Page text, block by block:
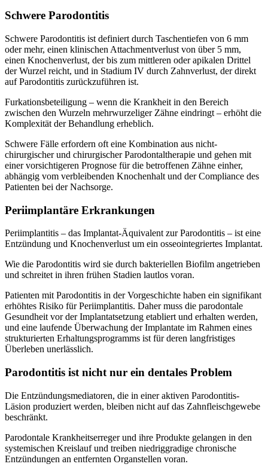
Schwere Parodontitis
Schwere Parodontitis ist definiert durch Taschentiefen von 6 mm
oder mehr, einen klinischen Attachmentverlust von über 5 mm,
einen Knochenverlust, der bis zum mittleren oder apikalen Drittel
der Wurzel reicht, und in Stadium IV durch Zahnverlust, der direkt
auf Parodontitis zurückzuführen ist.
Furkationsbeteiligung – wenn die Krankheit in den Bereich
zwischen den Wurzeln mehrwurzeliger Zähne eindringt – erhöht die
Komplexität der Behandlung erheblich.
Schwere Fälle erfordern oft eine Kombination aus nicht-
chirurgischer und chirurgischer Parodontaltherapie und gehen mit
einer vorsichtigeren Prognose für die betroffenen Zähne einher,
abhängig vom verbleibenden Knochenhalt und der Compliance des
Patienten bei der Nachsorge.
Periimplantäre Erkrankungen
Periimplantitis – das Implantat-Äquivalent zur Parodontitis – ist eine
Entzündung und Knochenverlust um ein osseointegriertes Implantat.
Wie die Parodontitis wird sie durch bakteriellen Biofilm angetrieben
und schreitet in ihren frühen Stadien lautlos voran.
Patienten mit Parodontitis in der Vorgeschichte haben ein signifikant
erhöhtes Risiko für Periimplantitis. Daher muss die parodontale
Gesundheit vor der Implantatsetzung etabliert und erhalten werden,
und eine laufende Überwachung der Implantate im Rahmen eines
strukturierten Erhaltungsprogramms ist für deren langfristiges
Überleben unerlässlich.
Parodontitis ist nicht nur ein dentales Problem
Die Entzündungsmediatoren, die in einer aktiven Parodontitis-
Läsion produziert werden, bleiben nicht auf das Zahnfleischgewebe
beschränkt.
Parodontale Krankheitserreger und ihre Produkte gelangen in den
systemischen Kreislauf und treiben niedriggradige chronische
Entzündungen an entfernten Organstellen voran.